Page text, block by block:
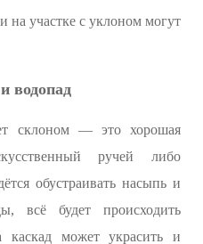
на участке с уклоном могут
водопад
склоном — это хорошая
ручей либо
обустраивать насыпь и
всё будет происходить
каскад может украсить и